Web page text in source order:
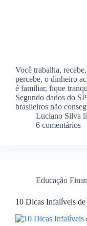
Você trabalha,
percebe, o dinheiro
é familiar, fique
Segundo dados do
brasileiros não
Luciano Silva
6 comentários
Educação
10 Dicas Infalíveis